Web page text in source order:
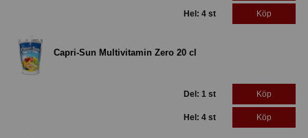
Hel: 4 st Köp
Capri-Sun Multivitamin Zero 20 cl
Del: 1 st Köp
Hel: 4 st Köp